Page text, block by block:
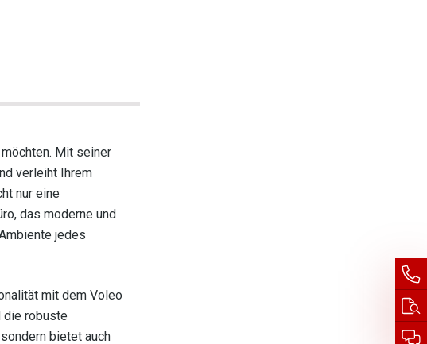
Mit seiner
verleiht Ihrem
nur eine
das moderne und
jedes
mit dem Voleo
die robuste
bietet auch